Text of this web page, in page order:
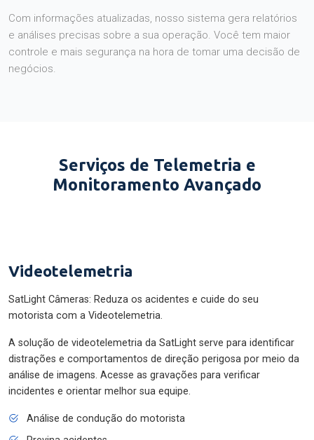
Com informações atualizadas, nosso sistema gera relatórios
e análises precisas sobre a sua operação. Você tem maior
controle e mais segurança na hora de tomar uma decisão de
negócios.
Serviços de Telemetria e
Monitoramento Avançado
Videotelemetria
SatLight Câmeras: Reduza os acidentes e cuide do seu
motorista com a Videotelemetria.
A solução de videotelemetria da SatLight serve para identificar
distrações e comportamentos de direção perigosa por meio da
análise de imagens. Acesse as gravações para verificar
incidentes e orientar melhor sua equipe.
Análise de condução do motorista